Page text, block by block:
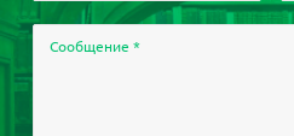
Сообщение *